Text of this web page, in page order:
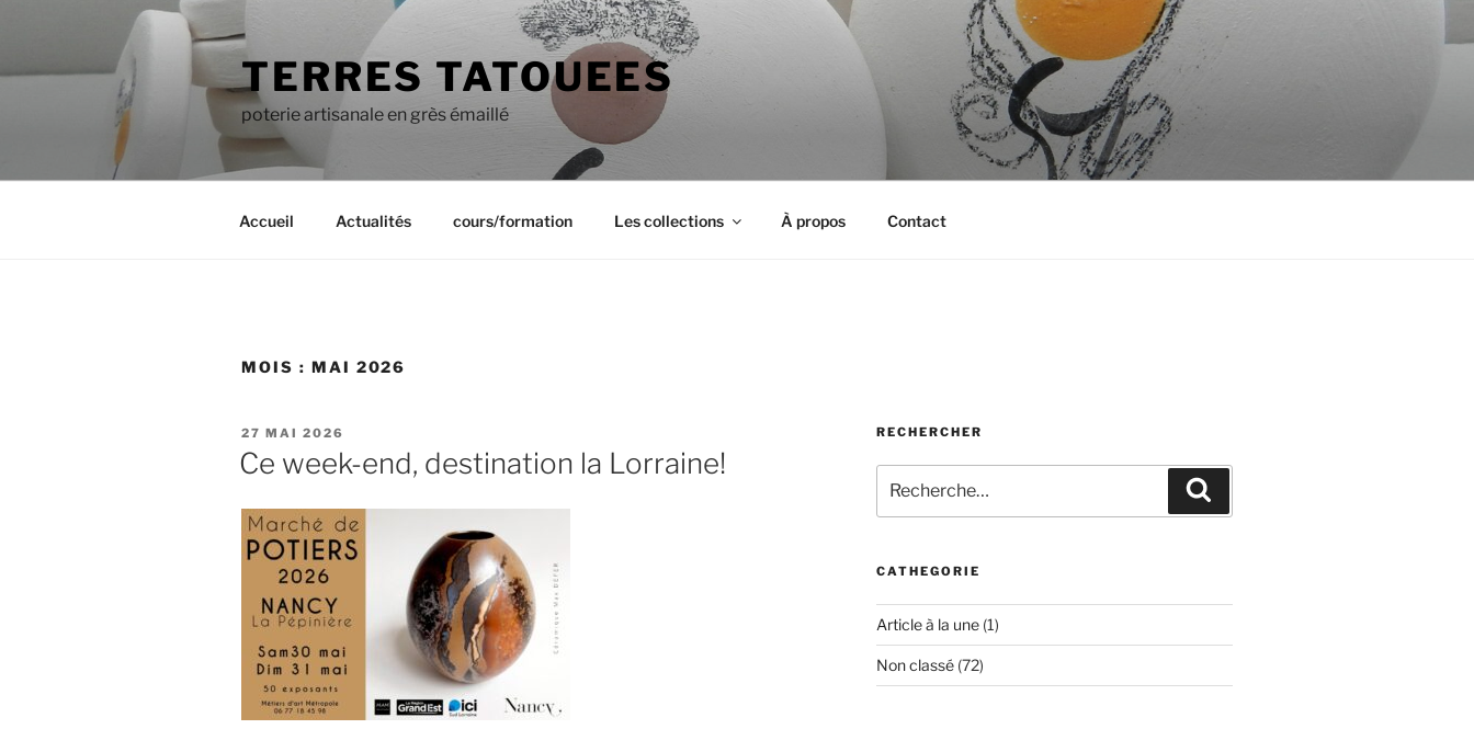
TERRES TATOUEES
poterie artisanale en grès émaillé
Accueil Actualités cours/formation Les collections À propos Contact
MOIS : MAI 2026
PUBLIÉ
LE
27 MAI 2026
Ce week-end, destination la Lorraine!
RECHERCHER
pour
:
CATHEGORIE
Article à la une(1)
Non classé(72)